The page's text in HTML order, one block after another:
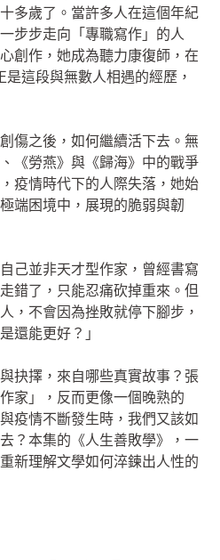
多歲了。當許多人在這個年紀
步步走向「專職寫作」的人
創作，她成為聽力康復師，在
這段與無數人相遇的經歷，
傷之後，如何繼續活下去。無
《勞燕》與《歸海》中的戰爭
疫情時代下的人際失落，她始
端困境中，展現的脆弱與韌
己並非天才型作家，曾經書寫
錯了，只能忍痛砍掉重來。但
，不會因為挫敗就停下腳步，
還能更好？」
抉擇，來自哪些真實故事？張
家」，反而更像一個晚熟的
疫情不斷發生時，我們又該如
？本集的《人生善敗學》，一
新理解文學如何淬鍊出人性的